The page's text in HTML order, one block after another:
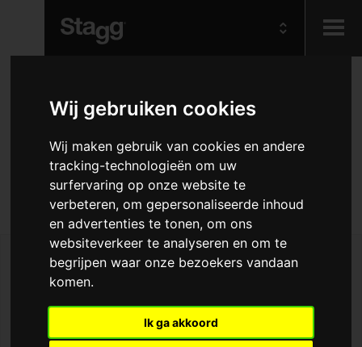
Wij gebruiken cookies
Wij maken gebruik van cookies en andere
tracking-technologieën om uw
surfervaring op onze website te
verbeteren, om gepersonaliseerde inhoud
en advertenties te tonen, om ons
websiteverkeer te analyseren en om te
begrijpen waar onze bezoekers vandaan
komen.
Ik ga akkoord
Lighting
Gepolsterde hoes voor
1/4 klassieke gitaar,
Basic-serie
Rugged & gig ready 1/4 classical bag